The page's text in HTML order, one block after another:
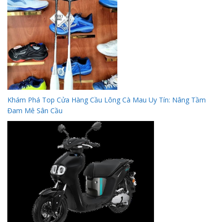
Khám Phá Top Cửa Hàng Cầu Lông Cà Mau Uy Tín: Nâng Tầm
Đam Mê Sân Cầu